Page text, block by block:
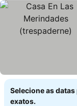
Selecione as
exatos.